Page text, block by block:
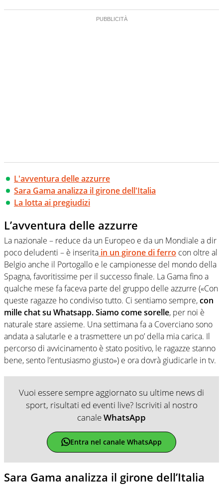
L'avventura delle azzurre
Sara Gama analizza il girone dell'Italia
La lotta ai pregiudizi
L’avventura delle azzurre
La nazionale – reduce da un Europeo e da un Mondiale a dir
poco deludenti – è inserita in un girone di ferro con oltre al
Belgio anche il Portogallo e le campionesse del mondo della
Spagna, favoritissime per il successo finale. La Gama fino a
qualche mese fa faceva parte del gruppo delle azzurre («Con
queste ragazze ho condiviso tutto. Ci sentiamo sempre,con
mille chat su Whatsapp. Siamo come sorelle, per noi è
naturale stare assieme. Una settimana fa a Coverciano sono
andata a salutarle e a trasmettere un po’ della mia carica. Il
percorso di avvicinamento è stato positivo, le ragazze stanno
bene, sento l’entusiasmo giusto») e ora dovrà giudicarle in tv.
Vuoi essere sempre aggiornato su ultime news di
sport, risultati ed eventi live? Iscriviti al nostro
canaleWhatsApp
Entra nel canale WhatsApp
Sara Gama analizza il girone dell’Italia